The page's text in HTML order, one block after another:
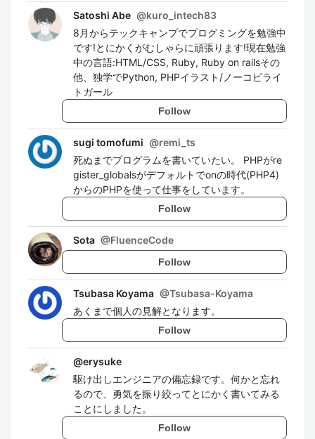
Satoshi Abe @kuro_intech83
8月からテックキャンプでプログミングを勉強中
です!とにかくがむしゃらに頑張ります!現在勉強
中の言語:HTML/CSS, Ruby, Ruby on railsその
他、独学でPython, PHPイラスト/ノーコピライ
トガール
Follow
sugi tomofumi @remi_ts
死ぬまでプログラムを書いていたい。 PHPがre
gister_globalsがデフォルトでonの時代(PHP4)
からのPHPを使って仕事をしています。
Follow
Sota @FluenceCode
Follow
Tsubasa Koyama @Tsubasa-Koyama
あくまで個人の見解となります。
Follow
@erysuke
駆け出しエンジニアの備忘録です。何かと忘れ
るので、勇気を振り絞ってとにかく書いてみる
ことにしました。
Follow